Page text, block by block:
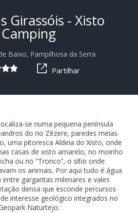
+10
Girassóis - Xisto
Camping
Baixo, Pampilhosa da Serra
Partilhar
se numa pequena península
do rio Zêzere, paredes meias
uma pitoresca Aldeia do Xisto, onde
casas de xisto amarelo, no moinho
ou no “Tronco”, o sítio onde
os animais. Por aqui tudo é água
gargantas milenares e vales
densa que esconde percursos
interesse geológico integrados no
Naturtejo.